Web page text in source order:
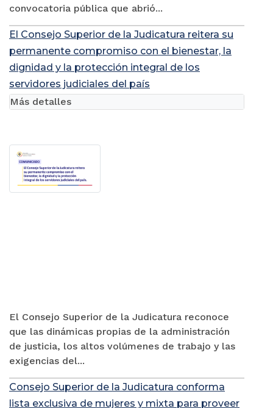
convocatoria pública que abrió...
El Consejo Superior de la Judicatura reitera su
permanente compromiso con el bienestar, la
dignidad y la protección integral de los
servidores judiciales del país
El Consejo Superior de la Judicatura reconoce
que las dinámicas propias de la administración
de justicia, los altos volúmenes de trabajo y las
exigencias del...
Más detalles
Consejo Superior de la Judicatura conforma
lista exclusiva de mujeres y mixta para proveer